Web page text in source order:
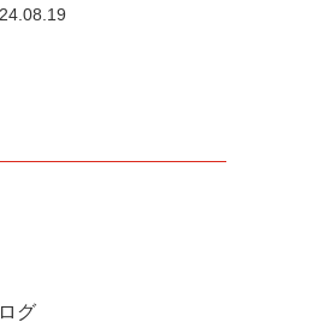
グ